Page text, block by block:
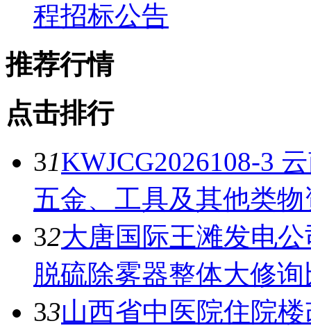
程招标公告
推荐行情
点击排行
31KWJCG2026108-3
五金、工具及其他类
32大唐国际王滩发电
脱硫除雾器整体大修
33山西省中医院住院